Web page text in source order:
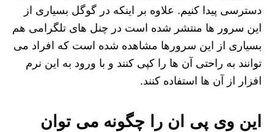
دسترسی پیدا کنیم. علاوه بر اینکه در گوگل بسیاری از
این سرور ها منتشر شده است در چنل های تلگرامی هم
بسیاری از این سرورها مشاهده شده است که افراد می
توانند به راحتی آن ها را کپی کنند و با ورود به این نرم
افزار از آن ها استفاده کنند.
این وی پی ان را چگونه می توان